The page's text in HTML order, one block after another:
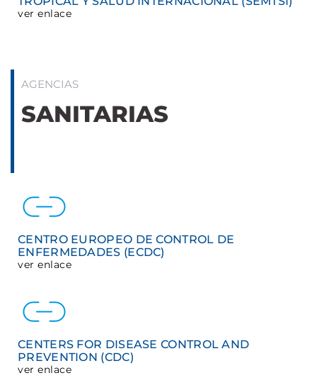
ver enlace
AGENCIAS
SANITARIAS
CENTRO EUROPEO DE CONTROL DE
ENFERMEDADES (ECDC)
ver enlace
CENTERS FOR DISEASE CONTROL AND
PREVENTION (CDC)
ver enlace